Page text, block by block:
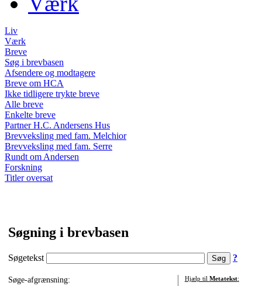
Liv
Værk
Breve
Søg i brevbasen
Afsendere og modtagere
Breve om HCA
Ikke tidligere trykte breve
Alle breve
Enkelte breve
Partner H.C. Andersens Hus
Brevveksling med fam. Melchior
Brevveksling med fam. Serre
Rundt om Andersen
Forskning
Titler oversat
Søgning i brevbasen
Søgetekst ?
Søge-afgrænsning:
Hjælp til Metatekst: